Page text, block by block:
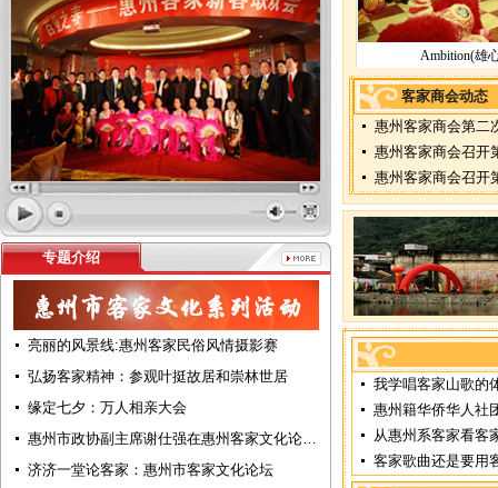
专题介绍
亮丽的风景线:惠州客家民俗风情摄影赛
弘扬客家精神：参观叶挺故居和崇林世居
缘定七夕：万人相亲大会
惠州市政协副主席谢仕强在惠州客家文化论…
济济一堂论客家：惠州市客家文化论坛
客家商会动态
惠州客家商会第二
惠州客家商会召开
惠州客家商会召开
我学唱客家山歌的
惠州籍华侨华人社
从惠州系客家看客
客家歌曲还是要用